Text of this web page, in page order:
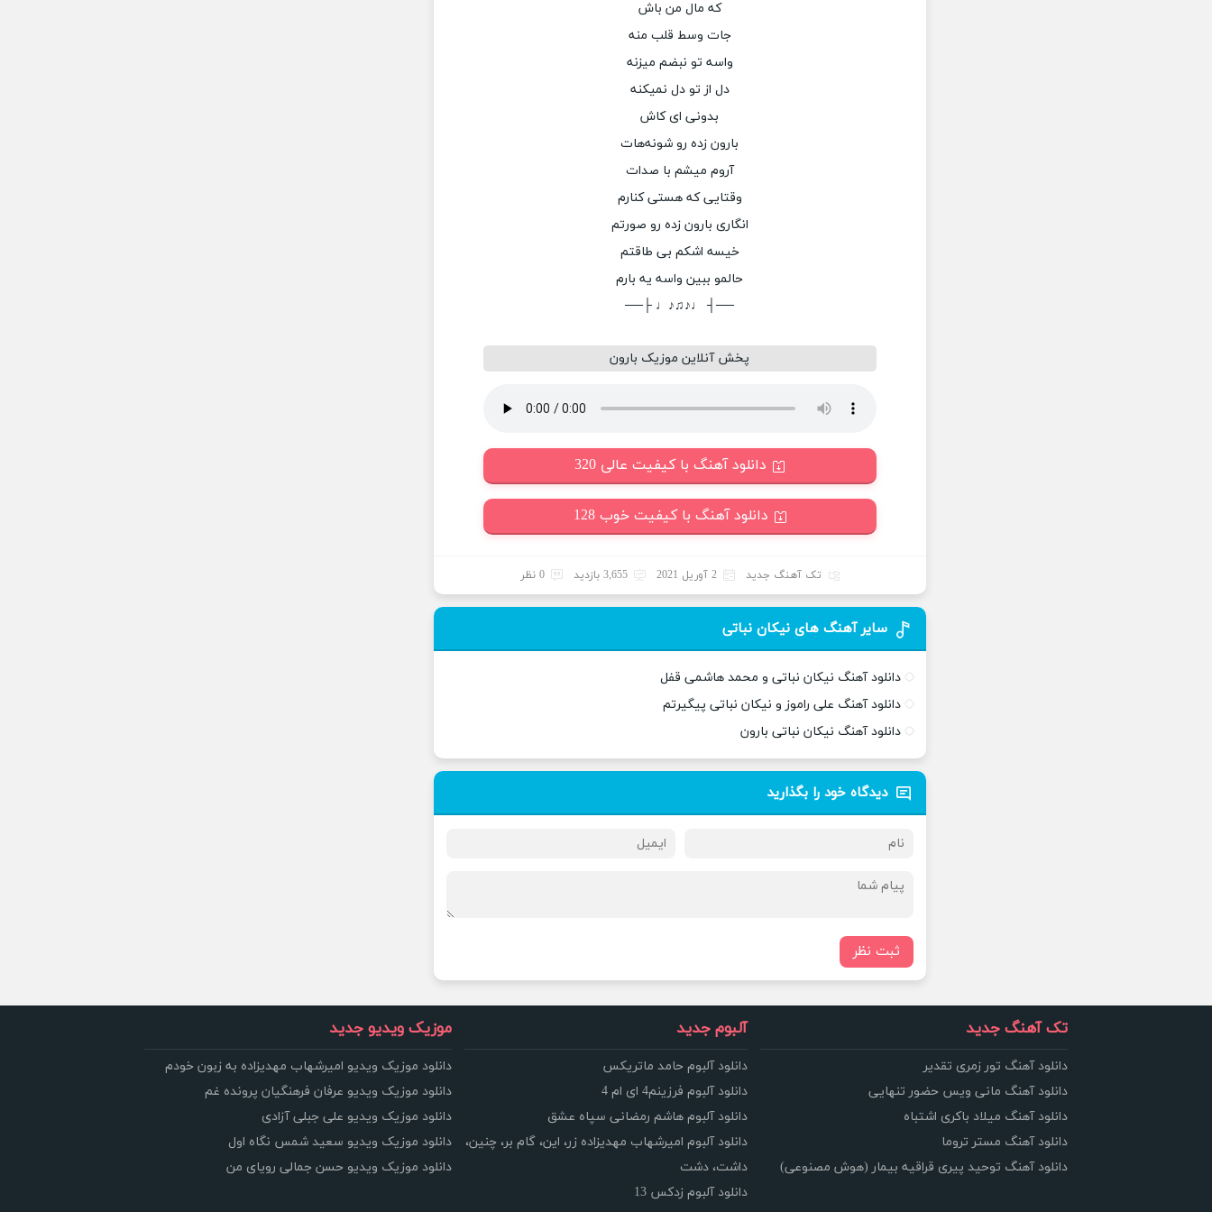
که مال من باش
جات وسط قلب منه
واسه تو نبضم میزنه
دل از تو دل نمیکنه
بدونی ای کاش
بارون زده رو شونه‌هات
آروم میشم با صدات
وقتایی که هستی کنارم
انگاری بارون زده رو صورتم
خیسه اشکم بی طاقتم
حالمو ببین واسه یه بارم
──┤ ♩♪♫♪♩ ├──
پخش آنلاین موزیک بارون
دانلود آهنگ با کیفیت عالی 320
دانلود آهنگ با کیفیت خوب 128
تک آهنگ جدید 2 آوریل 2021 3,655 بازدید 0 نظر
سایر آهنگ های نیکان نباتی
دانلود آهنگ نیکان نباتی و محمد هاشمی قفل
دانلود آهنگ علی راموز و نیکان نباتی پیگیرتم
دانلود آهنگ نیکان نباتی بارون
دیدگاه خود را بگذارید
ثبت نظر
تک آهنگ جدید
دانلود آهنگ تور زمری تقدیر
دانلود آهنگ مانی ویس حضور تنهایی
دانلود آهنگ میلاد باکری اشتباه
دانلود آهنگ مستر تروما
دانلود آهنگ توحید پیری قراقیه بیمار (هوش مصنوعی)
آلبوم جدید
دانلود آلبوم حامد ماتریکس
دانلود آلبوم فرزینم4 ای ام 4
دانلود آلبوم هاشم رمضانی سپاه عشق
دانلود آلبوم امیرشهاب مهدیزاده زر، این، گام بر، چنین،
داشت، دشت
دانلود آلبوم زدکس 13
موزیک ویدیو جدید
دانلود موزیک ویدیو امیرشهاب مهدیزاده به زبون خودم
دانلود موزیک ویدیو عرفان فرهنگیان پرونده غم
دانلود موزیک ویدیو علی جبلی آزادی
دانلود موزیک ویدیو سعید شمس نگاه اول
دانلود موزیک ویدیو حسن جمالی رویای من